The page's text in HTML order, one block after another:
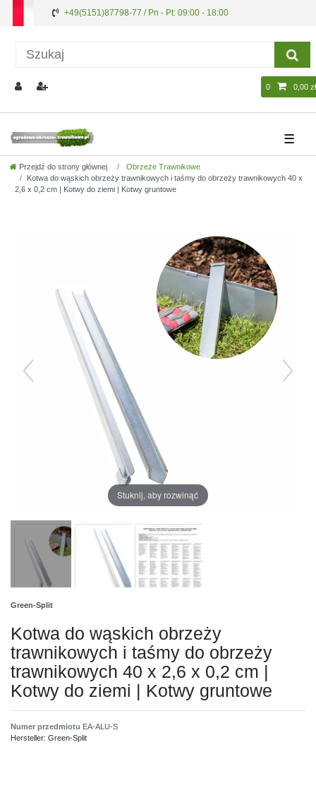
+49(5151)87798-77 / Pn - Pt: 09:00 - 18:00
0 0,00 zł
☰
Przejdź do strony głównej
Obrzeże Trawnikowe
Kotwa do wąskich obrzeży trawnikowych i taśmy do obrzeży trawnikowych 40 x
2,6 x 0,2 cm | Kotwy do ziemi | Kotwy gruntowe
Stuknij, aby rozwinąć
Green-Split
Kotwa do wąskich obrzeży
trawnikowych i taśmy do obrzeży
trawnikowych 40 x 2,6 x 0,2 cm |
Kotwy do ziemi | Kotwy gruntowe
Numer przedmiotu EA-ALU-S
Hersteller: Green-Split